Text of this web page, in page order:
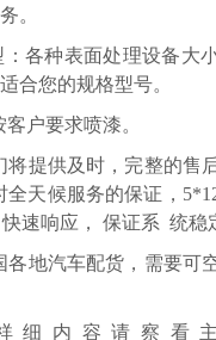
。
各种表面处理设备大
合您的规格型号。
客户要求喷漆。
将提供及时，完整的售
全天候服务的保证，
速响应，
保证系 统稳
各地汽车配货，需要可
容请察看主